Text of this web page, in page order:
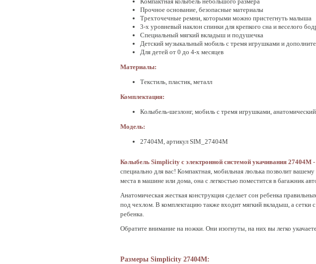
Прочное основание, безопасные материалы
Трехточечные ремни, которыми можно пристегнуть малыша
3-х уровневый наклон спинки для крепкого сна и веселого
Специальный мягкий вкладыш и подушечка
Детский музыкальный мобиль с тремя игрушками и
Для детей от 0 до 4-х месяцев
Материалы:
Текстиль, пластик, металл
Комплектация:
Колыбель-шезлонг, мобиль с тремя игрушками,
Модель:
27404M, артикул SIM_27404M
Колыбель Simplicity с электронной системой укачивания 27404M -
специально для вас! Компактная, мобильная люлька позволит
места в машине или дома, она с легкостью поместится в багажник
Анатомическая жесткая конструкция сделает сон ребенка
под чехлом. В комплектацию также входит мягкий вкладыш, а сетки
ребенка.
Обратите внимание на ножки. Они изогнуты, на них вы легко
Размеры Simplicity 27404M: